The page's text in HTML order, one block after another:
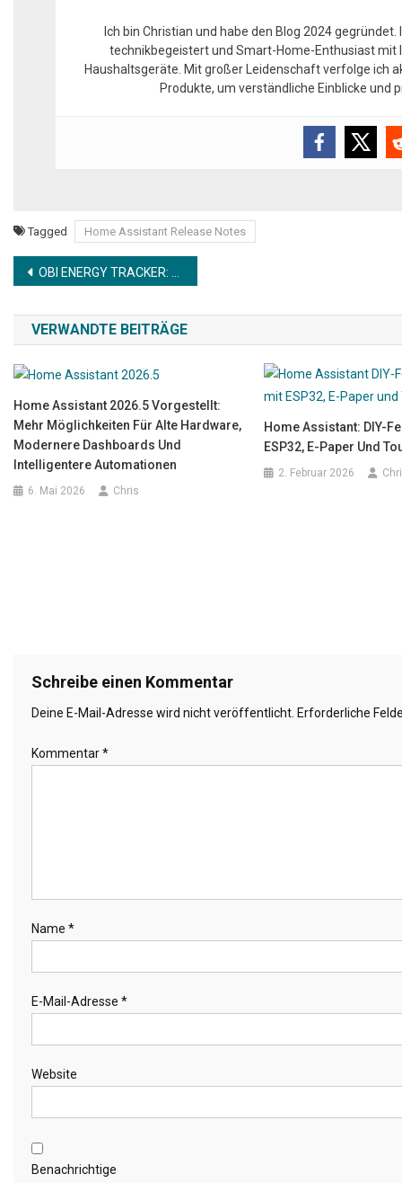
Ich bin Christian und habe den Blog 2024
technikbegeistert und Smart-Home-Enthusiast
Haushaltsgeräte. Mit großer Leidenschaft verfolge ich
Produkte, um verständliche Einblicke und
Tagged Home Assistant Release Notes
Beitragsnavigation
OBI ENERGY TRACKER: Günstiger Smart Meter mit Home Assistant
VERWANDTE BEITRÄGE
Home Assistant 2026.5 Vorgestellt:
Mehr Möglichkeiten Für Alte Hardware,
Modernere Dashboards Und
Intelligentere Automationen
6. Mai 2026 Chris
Home Assistant: DIY-
ESP32, E-Paper Und
2. Februar 2026
Schreibe einen Kommentar
Deine E-Mail-Adresse wird nicht veröffentlicht. Erforderliche
Kommentar*
Name *
E-Mail-Adresse *
Website
Benachrichtige